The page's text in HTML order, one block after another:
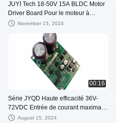
JUYI Tech 18-50V 15A BLDC Motor
Driver Board Pour le moteur à
courant continu sans capteur sans
courant continu
November 15, 2024
00:16
Série JYQD Haute efficacité 36V-
72VDC Entrée de courant maximal
16A BLDC
August 15, 2024